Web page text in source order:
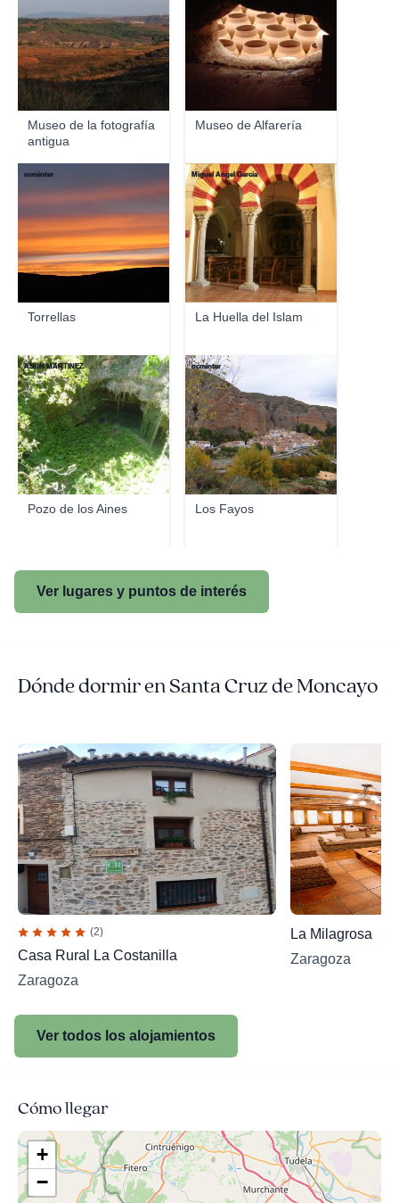
Museo de la fotografía
antigua
Museo de Alfarería
Torrellas
ocminter
La Huella del Islam
Miguel Ángel García
Pozo de los Aines
ASUN MARTINEZ
Los Fayos
ocminter
Ver lugares y puntos de interés
Dónde dormir en Santa Cruz de Moncayo
(2)
Casa Rural La Costanilla
Zaragoza
La Milagrosa
Zaragoza
Ver todos los alojamientos
Cómo llegar
+
−